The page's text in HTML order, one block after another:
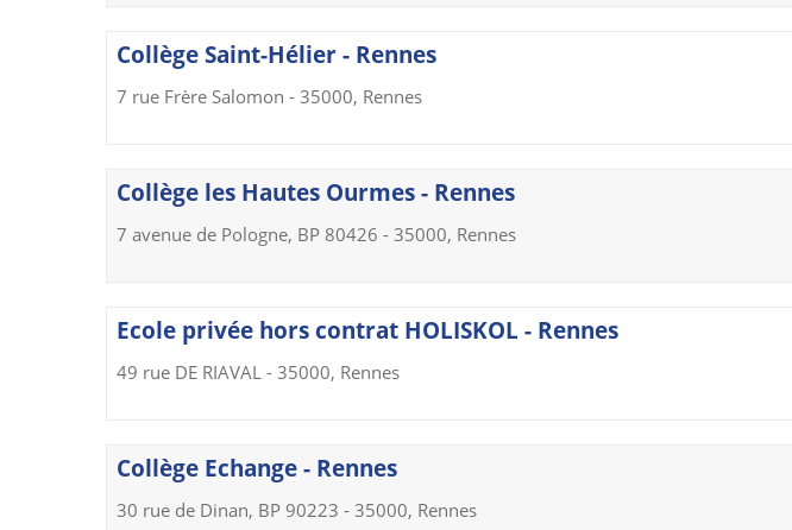
Collège Saint-Hélier - Rennes
7 rue Frère Salomon - 35000, Rennes
Collège les Hautes Ourmes - Rennes
7 avenue de Pologne, BP 80426 - 35000, Rennes
Ecole privée hors contrat HOLISKOL - Rennes
49 rue DE RIAVAL - 35000, Rennes
Collège Echange - Rennes
30 rue de Dinan, BP 90223 - 35000, Rennes